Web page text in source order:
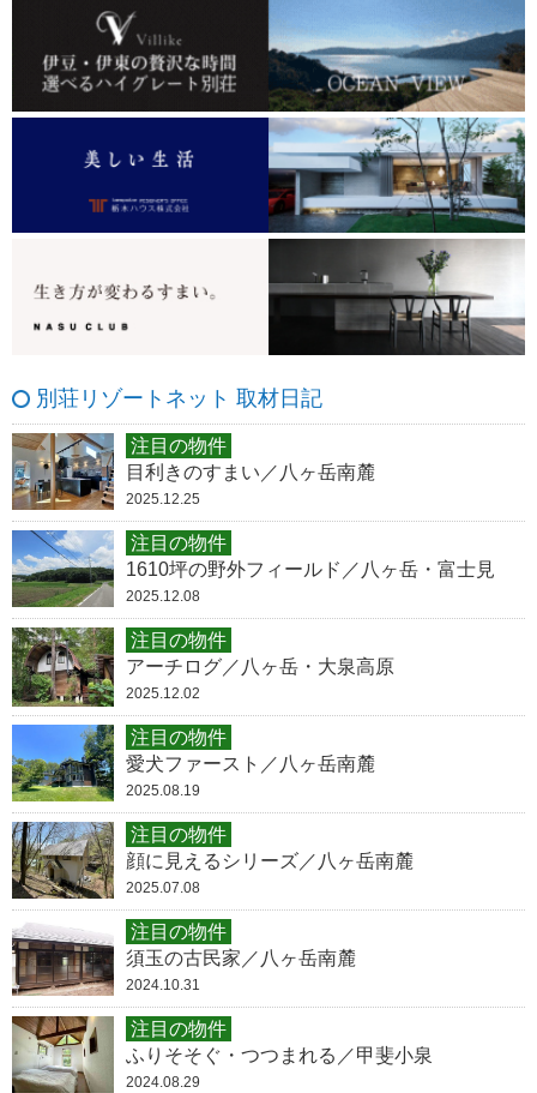
別荘リゾートネット 取材日記
注目の物件
目利きのすまい／八ヶ岳南麓
2025.12.25
注目の物件
1610坪の野外フィールド／八ヶ岳・富士見
2025.12.08
注目の物件
アーチログ／八ヶ岳・大泉高原
2025.12.02
注目の物件
愛犬ファースト／八ヶ岳南麓
2025.08.19
注目の物件
顔に見えるシリーズ／八ヶ岳南麓
2025.07.08
注目の物件
須玉の古民家／八ヶ岳南麓
2024.10.31
注目の物件
ふりそそぐ・つつまれる／甲斐小泉
2024.08.29